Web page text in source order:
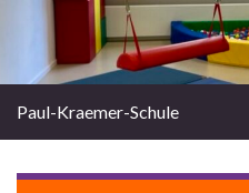
Paul-Kraemer-Schule